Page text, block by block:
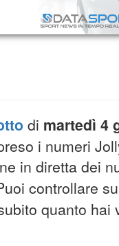
di martedì 4
i numeri
in diretta dei
controllare su
quanto